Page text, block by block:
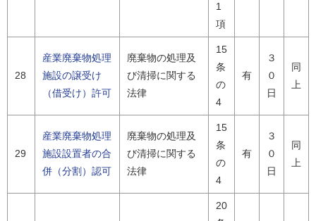
1
項
28
産業廃棄物処理
施設の譲受け
（借受け）許可
廃棄物の処理及
び清掃に関する
法律
15
条
の
4
有
３
０
日
同
上
29
産業廃棄物処理
施設設置者の合
併（分割）認可
廃棄物の処理及
び清掃に関する
法律
15
条
の
4
有
３
０
日
同
上
20